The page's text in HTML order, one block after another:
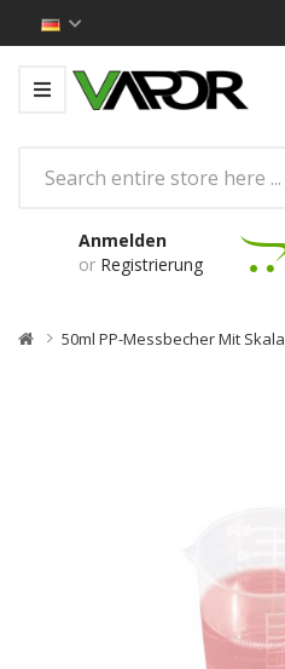
Anmelden
or Registrierung
50ml PP-Messbecher Mit Skala